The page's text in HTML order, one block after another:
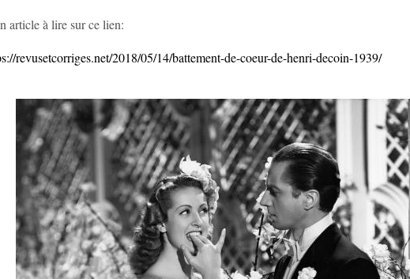
article à lire sur ce lien:
revusetcorriges.net/2018/05/14/battement-de-coeur-de-henri-decoin-1939/